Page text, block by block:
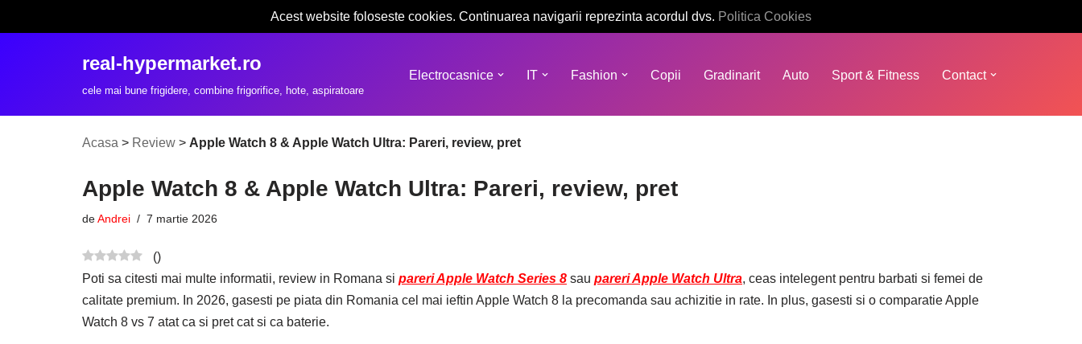
Acest website foloseste cookies. Continuarea navigarii reprezinta acordul dvs. Politica Cookies
real-hypermarket.ro
cele mai bune frigidere, combine frigorifice, hote, aspiratoare
Electrocasnice IT Fashion Copii Gradinarit Auto Sport & Fitness Contact
Acasa > Review > Apple Watch 8 & Apple Watch Ultra: Pareri, review, pret
Apple Watch 8 & Apple Watch Ultra: Pareri, review, pret
deAndrei 7 martie 2026
()
Poti sa citesti mai multe informatii, review in Romana si pareri Apple Watch Series 8 sau pareri Apple Watch Ultra, ceas intelegent pentru barbati si femei de
calitate premium. In 2026, gasesti pe piata din Romania cel mai ieftin Apple Watch 8 la precomanda sau achizitie in rate. In plus, gasesti si o comparatie Apple
Watch 8 vs 7 atat ca si pret cat si ca baterie.